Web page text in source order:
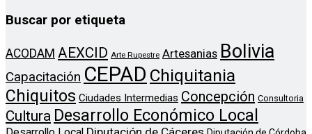
Buscar por etiqueta
ACODAM AEXCID Arte Rupestre Artesanias Bolivia
Capacitación CEPAD Chiquitania
Chiquitos Ciudades Intermedias Concepción Consultoria
Cultura Desarrollo Económico Local